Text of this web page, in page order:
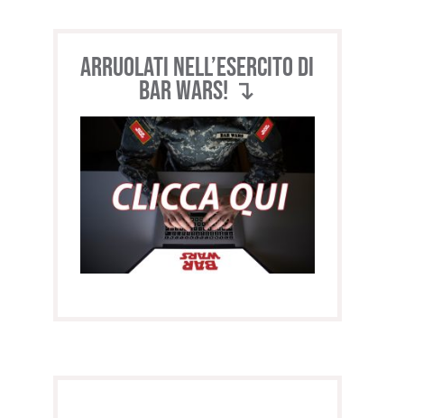
Arruolati nell’esercito di
BAR WARS! ↴